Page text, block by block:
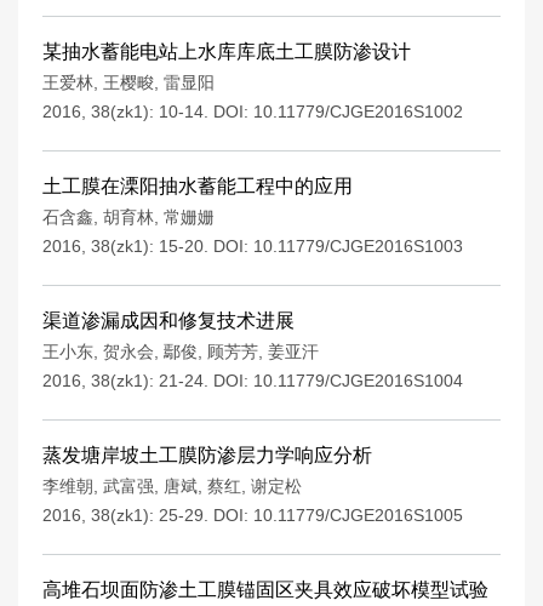
某抽水蓄能电站上水库库底土工膜防渗设计
王爱林 王樱畯 雷显阳
2016, 38(zk1): 10-14. DOI: 10.11779/CJGE2016S1002
土工膜在溧阳抽水蓄能工程中的应用
石含鑫 胡育林 常姗姗
2016, 38(zk1): 15-20. DOI: 10.11779/CJGE2016S1003
渠道渗漏成因和修复技术进展
王小东 贺永会 鄢俊 顾芳芳 姜亚汗
2016, 38(zk1): 21-24. DOI: 10.11779/CJGE2016S1004
蒸发塘岸坡土工膜防渗层力学响应分析
李维朝 武富强 唐斌 蔡红 谢定松
2016, 38(zk1): 25-29.
DOI: 10.11779/CJGE2016S1005
高堆石坝面防渗土工膜锚固区夹具效应破坏模型试验